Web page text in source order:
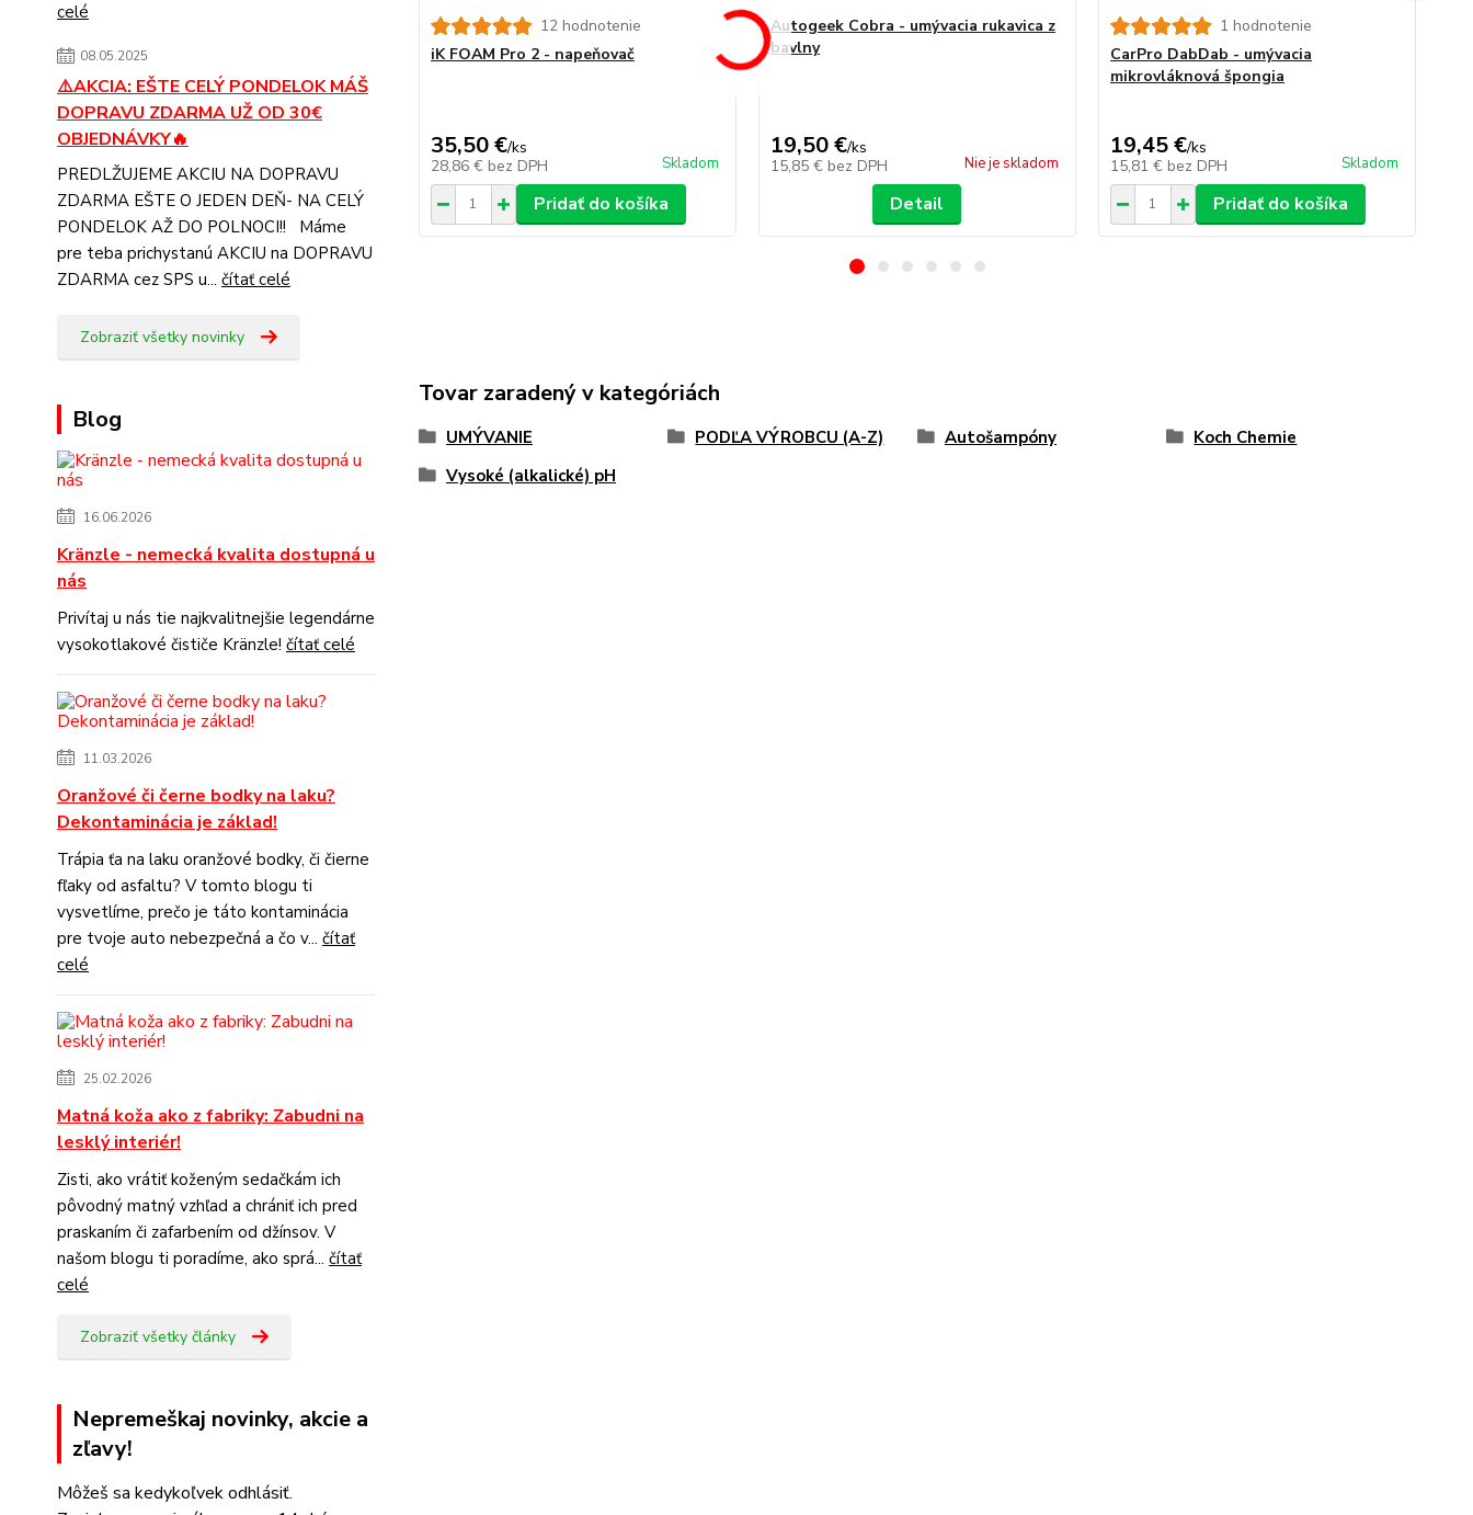
celé
08.05.2025
⚠️AKCIA: EŠTE CELÝ PONDELOK MÁŠ
DOPRAVU ZDARMA UŽ OD 30€
OBJEDNÁVKY🔥
PREDLŽUJEME AKCIU NA DOPRAVU
ZDARMA EŠTE O JEDEN DEŇ- NA CELÝ
PONDELOK AŽ DO POLNOCI!! Máme
pre teba prichystanú AKCIU na DOPRAVU
ZDARMA cez SPS u... čítať celé
Zobraziť všetky novinky
Blog
16.06.2026
Kränzle - nemecká kvalita dostupná u
nás
Privítaj u nás tie najkvalitnejšie legendárne
vysokotlakové čističe Kränzle! čítať celé
11.03.2026
Oranžové či černe bodky na laku?
Dekontaminácia je základ!
Trápia ťa na laku oranžové bodky, či čierne
fľaky od asfaltu? V tomto blogu ti
vysvetlíme, prečo je táto kontaminácia
pre tvoje auto nebezpečná a čo v... čítať
celé
25.02.2026
Matná koža ako z fabriky: Zabudni na
lesklý interiér!
Zisti, ako vrátiť koženým sedačkám ich
pôvodný matný vzhľad a chrániť ich pred
praskaním či zafarbením od džínsov. V
našom blogu ti poradíme, ako sprá... čítať
celé
Zobraziť všetky články
Nepremeškaj novinky, akcie a
zľavy!
Môžeš sa kedykoľvek odhlásiť.
12 hodnotenie
iK FOAM Pro 2 - napeňovač
35,50 €/ks
28,86 € bez DPH Skladom
Pridať do košíka
Autogeek Cobra - umývacia rukavica z
bavlny
19,50 €/ks
15,85 € bez DPH Nie je skladom
Detail
1 hodnotenie
CarPro DabDab - umývacia
mikrovláknová špongia
19,45 €/ks
15,81 € bez DPH Skladom
Pridať do košíka
Tovar zaradený v kategóriách
UMÝVANIE PODĽA VÝROBCU (A-Z) Autošampóny
Koch Chemie
Vysoké (alkalické) pH